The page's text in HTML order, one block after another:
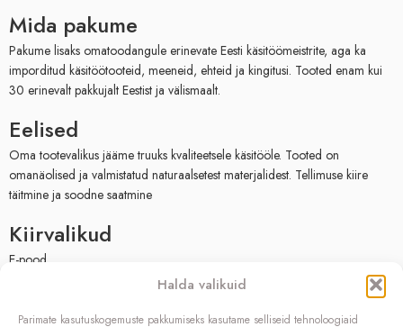
Halda valikuid
Parimate kasutuskogemuste pakkumiseks kasutame selliseid tehnoloogiaid
Mida pakume
Pakume lisaks omatoodangule erinevate Eesti käsitöömeistrite, aga ka
imporditud käsitöötooteid, meeneid, ehteid ja kingitusi. Tooted enam kui
30 erinevalt pakkujalt Eestist ja välismaalt.
Eelised
Oma tootevalikus jääme truuks kvaliteetsele käsitööle. Tooted on
omanäolised ja valmistatud naturaalsetest materjalidest. Tellimuse kiire
täitmine ja soodne saatmine
Kiirvalikud
E-pood
Facebook